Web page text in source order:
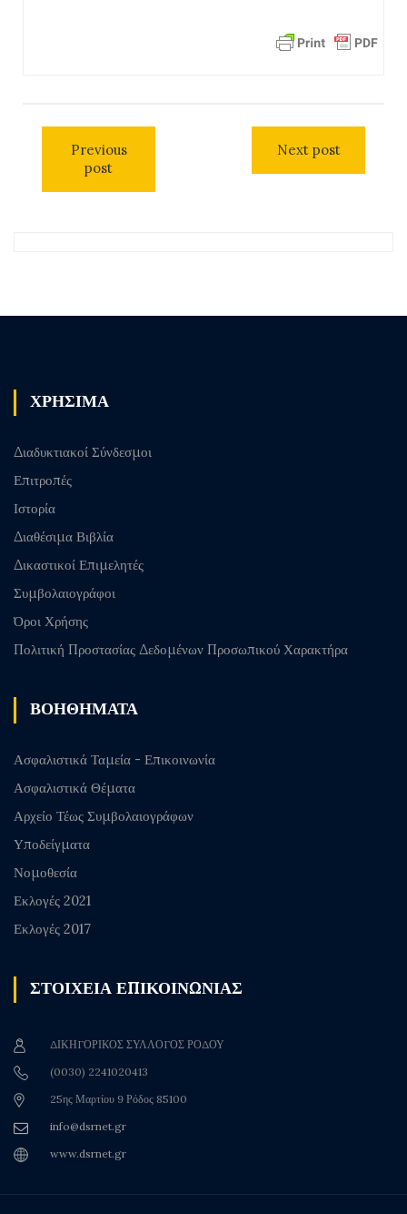
Previous
post
Next post
ΧΡΗΣΙΜΑ
Διαδυκτιακοί Σύνδεσμοι
Επιτροπές
Ιστορία
Διαθέσιμα Βιβλία
Δικαστικοί Επιμελητές
Συμβολαιογράφοι
Όροι Χρήσης
Πολιτική Προστασίας Δεδομένων Προσωπικού Χαρακτήρα
ΒΟΗΘΗΜΑΤΑ
Ασφαλιστικά Ταμεία - Επικοινωνία
Ασφαλιστικά Θέματα
Αρχείο Τέως Συμβολαιογράφων
Υποδείγματα
Νομοθεσία
Εκλογές 2021
Εκλογές 2017
ΣΤΟΙΧΕΙΑ ΕΠΙΚΟΙΝΩΝΙΑΣ
ΔΙΚΗΓΟΡΙΚΟΣ ΣΥΛΛΟΓΟΣ ΡΟΔΟΥ
(0030) 2241020413
25ης Μαρτίου 9 Ρόδος 85100
info@dsrnet.gr
www.dsrnet.gr